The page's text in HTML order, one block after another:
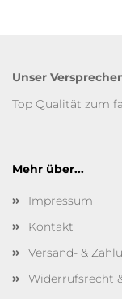
Unser
Top Qualität zum
Mehr über...
Impressum
Kontakt
Versand- &
Widerrufsrecht